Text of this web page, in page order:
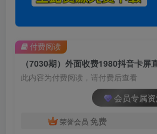
此内容为付费阅读，请付费后查看
会员专属
荣誉会员 免费
付费阅读